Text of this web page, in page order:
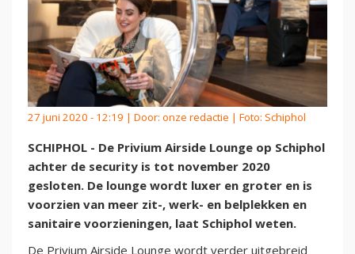
27 juni 2020 - 12:19 | Door: onze redactie | Foto: Schiphol
SCHIPHOL - De Privium Airside Lounge op Schiphol
achter de security is tot november 2020
gesloten. De lounge wordt luxer en groter en is
voorzien van meer zit-, werk- en belplekken en
sanitaire voorzieningen, laat Schiphol weten.
De Privium Airside Lounge wordt verder uitgebreid